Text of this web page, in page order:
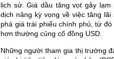
lịch sử. Giá dầu tăng vọt gây
dịch nâng kỳ vọng về việc tăng
phá giá trái phiếu chính phủ, từ
hơn thường củng cố đồng USD.
Những người tham gia thị trường